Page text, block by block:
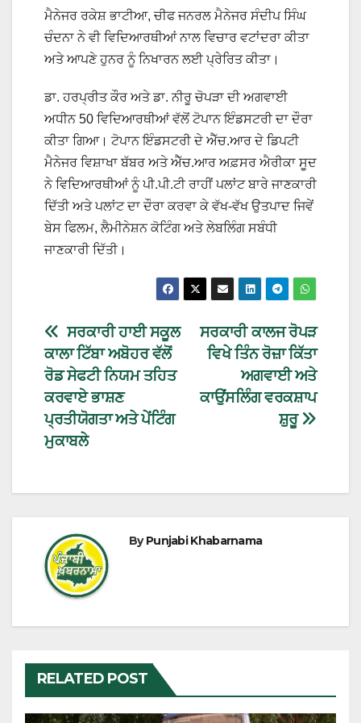
ਮੈਨੇਜਰ ਰਕੇਸ਼ ਭਾਟੀਆ, ਚੀਫ ਜਨਰਲ ਮੈਨੇਜਰ ਸੰਦੀਪ ਸਿੰਘ
ਚੰਦਨਾ ਨੇ ਵੀ ਵਿਦਿਆਰਥੀਆਂ ਨਾਲ ਵਿਚਾਰ ਵਟਾਂਦਰਾ ਕੀਤਾ
ਅਤੇ ਆਪਣੇ ਹੁਨਰ ਨੂੰ ਨਿਖਾਰਨ ਲਈ ਪ੍ਰੇਰਿਤ ਕੀਤਾ।
ਡਾ. ਹਰਪ੍ਰੀਤ ਕੌਰ ਅਤੇ ਡਾ. ਨੀਰੂ ਚੋਪੜਾ ਦੀ ਅਗਵਾਈ
ਅਧੀਨ 50 ਵਿਦਿਆਰਥੀਆਂ ਵੱਲੋਂ ਟੋਪਾਨ ਇੰਡਸਟਰੀ ਦਾ ਦੌਰਾ
ਕੀਤਾ ਗਿਆ। ਟੋਪਾਨ ਇੰਡਸਟਰੀ ਦੇ ਐੱਚ.ਆਰ ਦੇ ਡਿਪਟੀ
ਮੈਨੇਜਰ ਵਿਸ਼ਾਖਾ ਬੱਬਰ ਅਤੇ ਐੱਚ.ਆਰ ਅਫ਼ਸਰ ਐਰੀਕਾ ਸੂਦ
ਨੇ ਵਿਦਿਆਰਥੀਆਂ ਨੂੰ ਪੀ.ਪੀ.ਟੀ ਰਾਹੀਂ ਪਲਾਂਟ ਬਾਰੇ ਜਾਣਕਾਰੀ
ਦਿੱਤੀ ਅਤੇ ਪਲਾਂਟ ਦਾ ਦੌਰਾ ਕਰਵਾ ਕੇ ਵੱਖ-ਵੱਖ ਉਤਪਾਦ ਜਿਵੇਂ
ਬੇਸ ਫਿਲਮ, ਲੈਮੀਨੇਸ਼ਨ ਕੋਟਿੰਗ ਅਤੇ ਲੇਬਲਿੰਗ ਸਬੰਧੀ
ਜਾਣਕਾਰੀ ਦਿੱਤੀ।
ਸਰਕਾਰੀ ਕਾਲਜ ਰੋਪੜ
ਵਿਖੇ ਤਿੰਨ ਰੋਜ਼ਾ ਕਿੱਤਾ
ਅਗਵਾਈ ਅਤੇ
ਕਾਉਂਸਲਿੰਗ ਵਰਕਸ਼ਾਪ
ਸ਼ੁਰੂ
ਸਰਕਾਰੀ ਹਾਈ ਸਕੂਲ
ਕਾਲਾ ਟਿੱਬਾ ਅਬੋਹਰ ਵੱਲੋਂ
ਰੋਡ ਸੇਫਟੀ ਨਿਯਮ ਤਹਿਤ
ਕਰਵਾਏ ਭਾਸ਼ਣ
ਪ੍ਰਤੀਯੋਗਤਾ ਅਤੇ ਪੇਂਟਿੰਗ
ਮੁਕਾਬਲੇ
ByPunjabi Khabarnama
RELATED POST